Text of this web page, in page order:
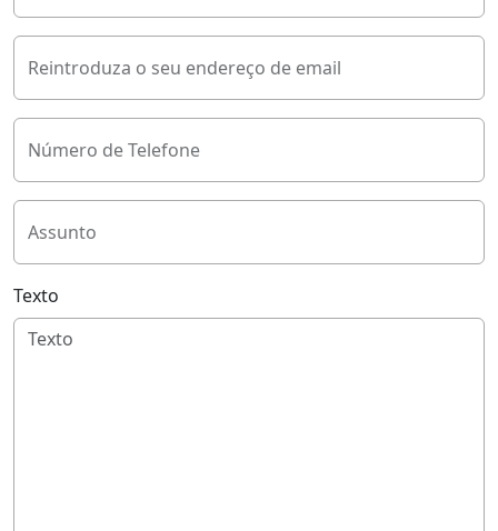
Reintroduza o seu endereço de email
Número de Telefone
Assunto
Texto